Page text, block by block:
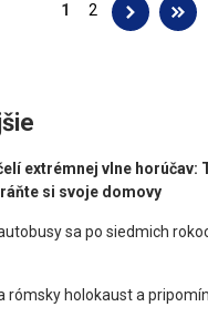
1 2
extrémnej vlne horúčav:
si svoje domovy
sa po siedmich
rómsky holokaust a